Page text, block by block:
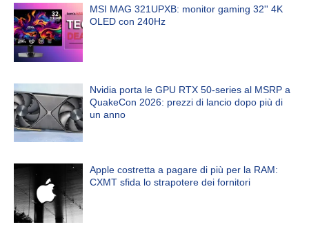
MSI MAG 321UPXB: monitor gaming 32'' 4K
OLED con 240Hz
Nvidia porta le GPU RTX 50-series al MSRP a
QuakeCon 2026: prezzi di lancio dopo più di
un anno
Apple costretta a pagare di più per la RAM:
CXMT sfida lo strapotere dei fornitori